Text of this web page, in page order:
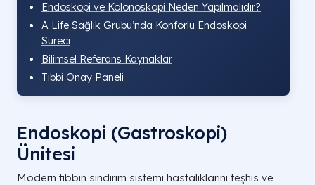
Endoskopi ve Kolonoskopi Neden Yapılmalıdır?
A Life Sağlık Grubu’nda Konforlu Endoskopi
Süreci
Bilimsel Referans Kaynaklar
Tıbbi Onay Paneli
Endoskopi (Gastroskopi)
Ünitesi
Modern tıbbın sindirim sistemi hastalıklarını teşhis ve